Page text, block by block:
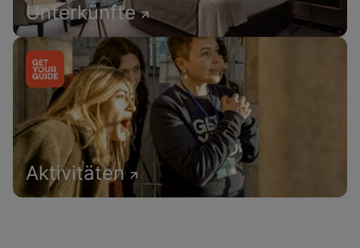
Unterkünfte
Aktivitäten